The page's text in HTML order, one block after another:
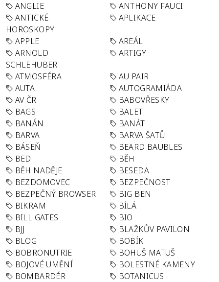
ANGLIE
ANTHONY FAUCI
ANTICKÉ
HOROSKOPY
APLIKACE
APPLE
AREÁL
ARNOLD
SCHLEHUBER
ARTIGY
ATMOSFÉRA
AU PAIR
AUTA
AUTOGRAMIÁDA
AV ČR
BABOVŘESKY
BAGS
BALET
BANÁN
BANÁT
BARVA
BARVA ŠATŮ
BÁSEŇ
BEARD BAUBLES
BED
BĚH
BĚH NADĚJE
BESEDA
BEZDOMOVEC
BEZPEČNOST
BEZPEČNÝ BROWSER
BIG BEN
BIKRAM
BÍLÁ
BILL GATES
BIO
BJJ
BLAŽKŮV PAVILON
BLOG
BOBÍK
BOBRONUTRIE
BOHUŠ MATUŠ
BOJOVÉ UMĚNÍ
BOLESTNÉ KAMENY
BOMBARDÉR
BOTANICUS